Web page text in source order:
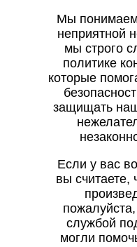
Мы
неприятной
мы строго
политике
которые
защищать
Если у вас
вы считаете,
службой
могли